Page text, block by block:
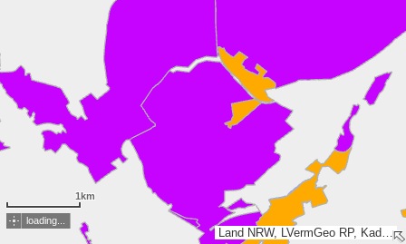
Land NRW, LVermGeo RP, Kadaster, Esri, TomTom, Garmin, GeoTechnologies, Inc, METI/NASA, USGS
1km
loading...